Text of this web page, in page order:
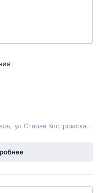
ул Старая Костромская , 6